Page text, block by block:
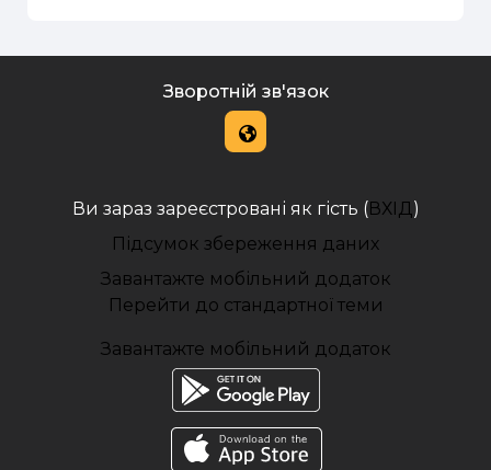
Зворотній зв'язок
Ви зараз зареєстровані як гість (ВХІД )
Підсумок збереження даних
Завантажте мобільний додаток
Перейти до стандартної теми
Завантажте мобільний додаток